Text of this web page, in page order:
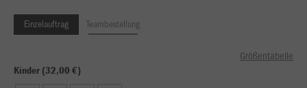
Einzelauftrag Teambestellung
Größentabelle
Kinder (32,00 €)